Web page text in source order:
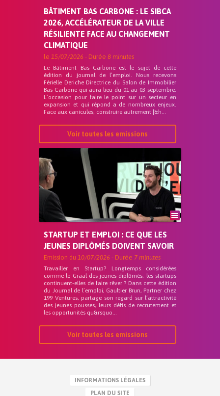
BÂTIMENT BAS CARBONE : LE SIBCA
2026, ACCÉLÉRATEUR DE LA VILLE
RÉSILIENTE FACE AU CHANGEMENT
CLIMATIQUE
le 15/07/2026 - Durée 8 minutes
Le Bâtiment Bas Carbone est le sujet de cette
édition du journal de l’emploi. Nous recevons
Férielle Deriche Directrice du Salon de Immobilier
Bas Carbone qui aura lieu du 01 au 03 septembre.
L’occasion pour faire le point sur un secteur en
expansion et qui répond a de nombreux enjeux.
Face aux canicules, construire autrement [&h...
Voir toutes les emissions
STARTUP ET EMPLOI : CE QUE LES
JEUNES DIPLÔMÉS DOIVENT SAVOIR
Emission du 10/07/2026 - Durée 7 minutes
Travailler en Startup? Longtemps considérées
comme le Graal des jeunes diplômés, les startups
continuent-elles de faire rêver ? Dans cette édition
du Journal de l’emploi, Gaultier Brun, Partner chez
199 Ventures, partage son regard sur l’attractivité
des jeunes pousses, leurs défis de recrutement et
les opportunités qu&rsquo...
Voir toutes les emissions
INFORMATIONS LÉGALES
PLAN DU SITE